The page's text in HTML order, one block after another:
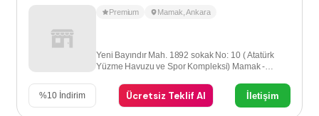
Premium Mamak ,Ankara
Yeni Bayındır Mah. 1892 sokak No: 10 ( Atatürk
Yüzme Havuzu ve Spor Kompleksi) Mamak -
%10 İndirim Ücretsiz Teklif Al İletişim